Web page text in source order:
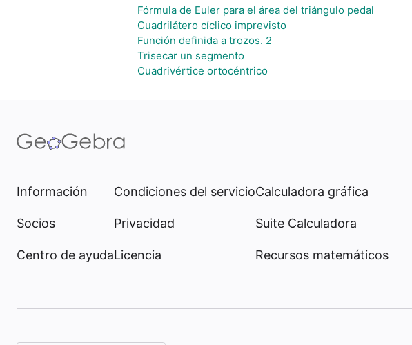
Fórmula de Euler para el área del triángulo pedal
Cuadrilátero cíclico imprevisto
Función definida a trozos. 2
Trisecar un segmento
Cuadrivértice ortocéntrico
Información
Socios
Centro de ayuda
Condiciones del servicio
Privacidad
Licencia
Calculadora gráfica
Suite Calculadora
Recursos matemáticos